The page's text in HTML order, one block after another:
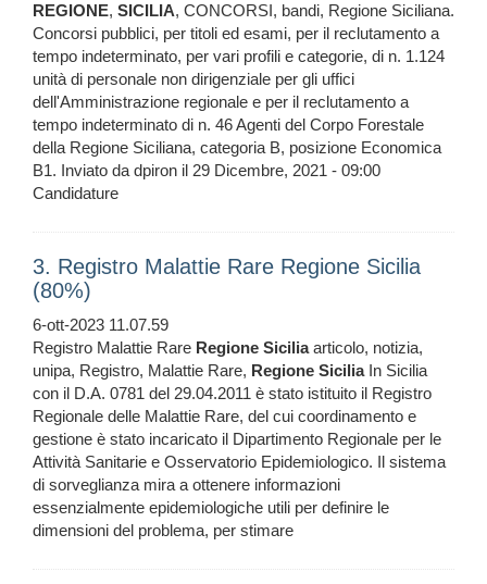
REGIONE, SICILIA, CONCORSI, bandi, Regione Siciliana.
Concorsi pubblici, per titoli ed esami, per il reclutamento a
tempo indeterminato, per vari profili e categorie, di n. 1.124
unità di personale non dirigenziale per gli uffici
dell'Amministrazione regionale e per il reclutamento a
tempo indeterminato di n. 46 Agenti del Corpo Forestale
della Regione Siciliana, categoria B, posizione Economica
B1. Inviato da dpiron il 29 Dicembre, 2021 - 09:00
Candidature
3. Registro Malattie Rare Regione Sicilia
(80%)
6-ott-2023 11.07.59
Registro Malattie Rare Regione Siciliaarticolo, notizia,
unipa, Registro, Malattie Rare, Regione SiciliaIn Sicilia
con il D.A. 0781 del 29.04.2011 è stato istituito il Registro
Regionale delle Malattie Rare, del cui coordinamento e
gestione è stato incaricato il Dipartimento Regionale per le
Attività Sanitarie e Osservatorio Epidemiologico. Il sistema
di sorveglianza mira a ottenere informazioni
essenzialmente epidemiologiche utili per definire le
dimensioni del problema, per stimare